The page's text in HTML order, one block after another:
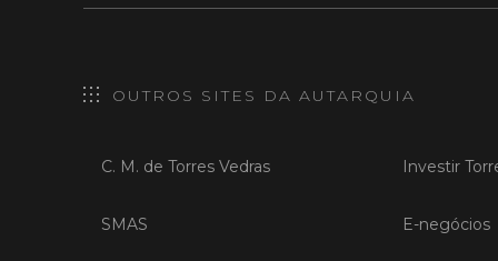
OUTROS SITES DA AUTARQUIA
C. M. de Torres Vedras
SMAS
Investir
E-negócios